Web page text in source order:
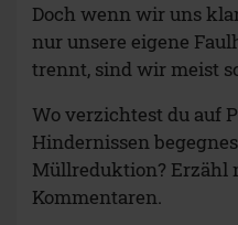
Doch wenn wir uns
nur unsere eigene
trennt, sind wir meist
Wo verzichtest du auf
Hindernissen
Müllreduktion? Erzähl
Kommentaren.